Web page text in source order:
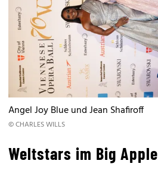
Angel Joy Blue und Jean Shafiroff
© CHARLES WILLS
Weltstars im Big Apple